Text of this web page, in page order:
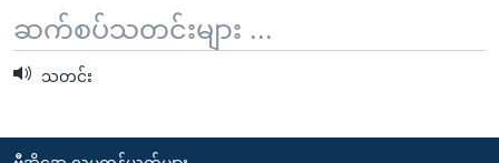
ဆက်စပ်သတင်းများ ...
သတင်း